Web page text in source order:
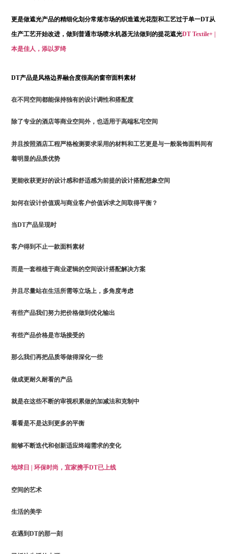
更是做遮光产品的精细化划分常规市场的织造遮光花型和工艺过于单一DT从
生产工艺开始改进，做到普通市场喷水机器无法做到的提花遮光DT Textile+ |
本是佳人，添以罗绮
DT产品是风格边界融合度很高的窗帘面料素材
在不同空间都能保持独有的设计调性和搭配度
除了专业的酒店等商业空间外，也适用于高端私宅空间
并且按照酒店工程严格检测要求采用的材料和工艺更是与一般装饰面料间有
着明显的品质优势
更能收获更好的设计感和舒适感为前提的设计搭配想象空间
如何在设计价值观与商业客户价值诉求之间取得平衡？
当DT产品呈现时
客户得到不止一款面料素材
而是一套根植于商业逻辑的空间设计搭配解决方案
并且尽量站在生活所需等立场上，多角度考虑
有些产品我们努力把价格做到优化输出
有些产品价格是市场接受的
那么我们再把品质等做得深化一些
做成更耐久耐看的产品
就是在这些不断的审视积累做的加减法和克制中
看看是不是达到更多的平衡
能够不断迭代和创新适应终端需求的变化
地球日 | 环保时尚，宜家携手DT已上线
空间的艺术
生活的美学
在遇到DT的那一刻